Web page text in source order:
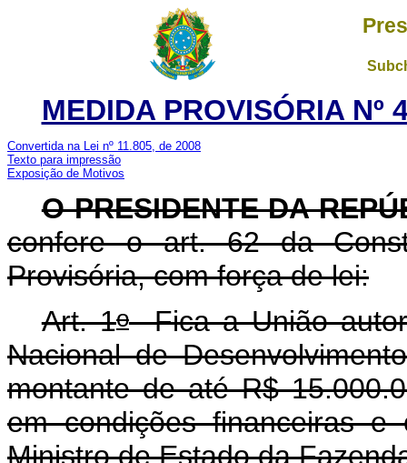
MEDIDA PROVISÓRIA Nº
Convertida na Lei nº 11.805, de 2008
Texto para impressão
Exposição de Motivos
O PRESIDENTE DA
confere o art. 62 da
Provisória, com força de lei:
Art. 1oFica a União
Nacional de
montante de até R$
em condições financeiras e
Ministro de Estado da